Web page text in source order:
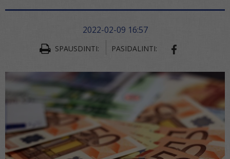
2022-02-09 16:57
SPAUSDINTI: PASIDALINTI: